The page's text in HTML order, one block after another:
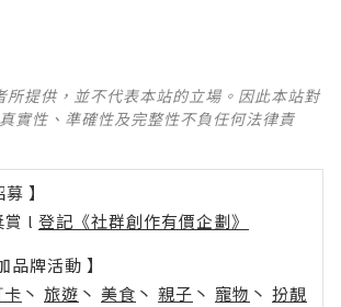
所提供，並不代表本站的立場。因此本站對
實性、準確性及完整性不負任何法律責
】
賞 l 登記《社群創作有價企劃》
品牌活動 】
丶 旅遊 丶 美食 丶 親子 丶 寵物 丶 扮靚